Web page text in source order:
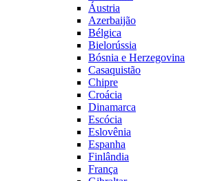
Áustria
Azerbaijão
Bélgica
Bielorússia
Bósnia e Herzegovina
Casaquistão
Chipre
Croácia
Dinamarca
Escócia
Eslovênia
Espanha
Finlândia
França